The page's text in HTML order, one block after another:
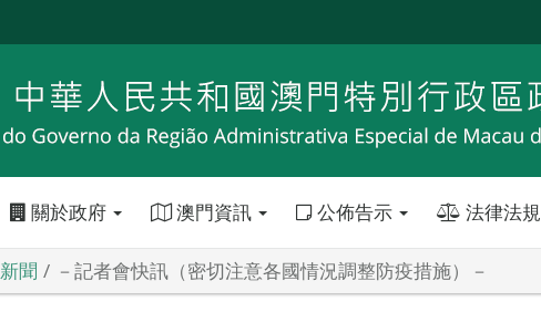
關於政府 澳門資訊 公佈告示 法律法規
新聞 －記者會快訊（密切注意各國情況調整防疫措施）－